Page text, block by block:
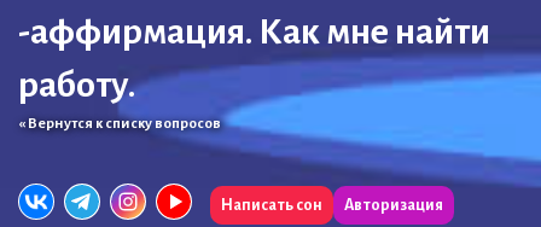
-аффирмация. Как мне найти
работу.
« Вернутся к списку вопросов
Написать сон Авторизация